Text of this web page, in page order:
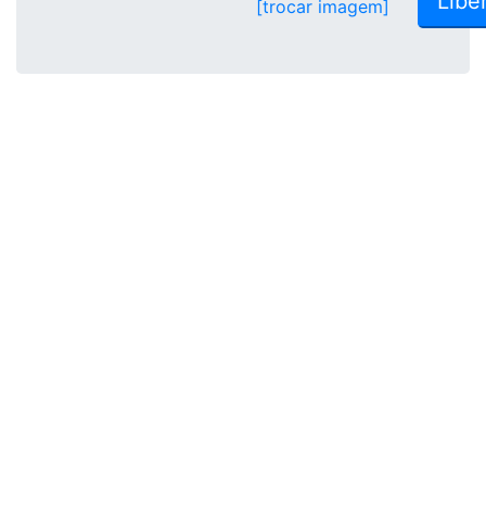
[trocar imagem]